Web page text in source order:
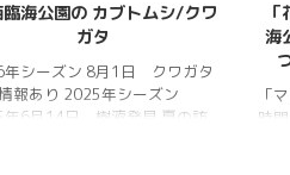
海公園の カブトムシ/クワ
ガタ
年シーズン 8月1日 クワガタ
報あり 2025年シーズン
年6月14日 樹液発見 夏の訪
海
「
時